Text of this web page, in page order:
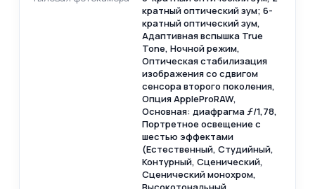
кратный оптический зум; 6-
кратный оптический зум,
Адаптивная вспышка True
Tone, Ночной режим,
Оптическая стабилизация
изображения со сдвигом
сенсора второго поколения,
Опция AppleProRAW,
Основная: диафрагма ƒ/1,78,
Портретное освещение с
шестью эффектами
(Естественный, Студийный,
Контурный, Сценический,
Сценический монохром,